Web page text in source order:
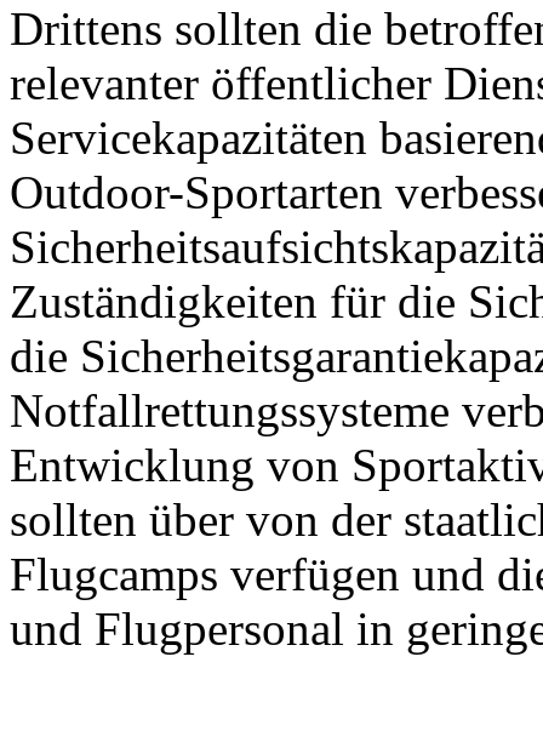
Drittens sollten die
relevanter öffentlicher
Servicekapazitäten
Outdoor-Sportarten
Zuständigkeiten für die
die
Notfallrettungssysteme
Entwicklung von
sollten über von der
Flugcamps verfügen und
und Flugpersonal in